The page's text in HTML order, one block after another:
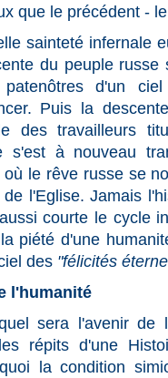
que le précédent -
sainteté infernale
du peuple
patenôtres d'un
Puis la
des travailleurs
s'est à nouveau
le rêve russe se
l'Eglise. Jamais
courte le cycle
piété d'une
des "félicités
l'humanité
sera l'avenir de
répits d'une
la condition